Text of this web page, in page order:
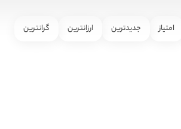
امتیاز جدیدترین ارزانترین گرانترین